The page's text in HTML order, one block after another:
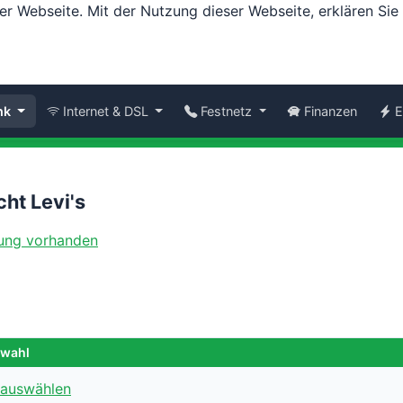
Webseite. Mit der Nutzung dieser Webseite, erklären
Internet & DSL Festnetz Finanzen
Levi's